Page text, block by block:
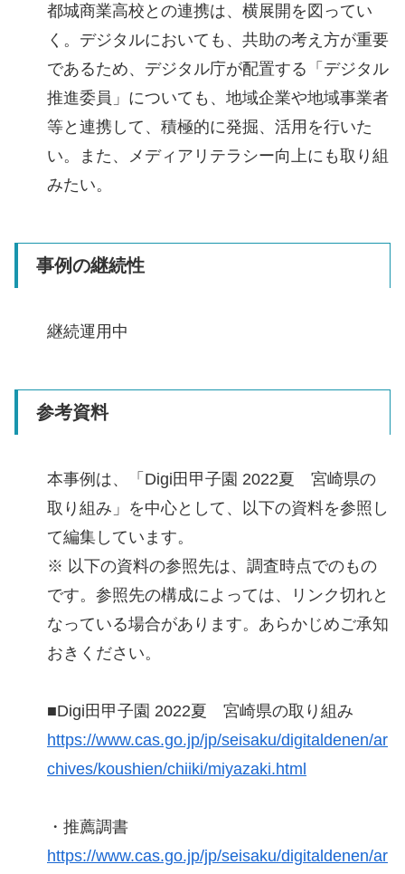
都城商業高校との連携は、横展開を図ってい
く。デジタルにおいても、共助の考え方が重要
であるため、デジタル庁が配置する「デジタル
推進委員」についても、地域企業や地域事業者
等と連携して、積極的に発掘、活用を行いた
い。また、メディアリテラシー向上にも取り組
みたい。
事例の継続性
継続運用中
参考資料
本事例は、「Digi田甲子園 2022夏 宮崎県の
取り組み」を中心として、以下の資料を参照し
て編集しています。
※ 以下の資料の参照先は、調査時点でのもの
です。参照先の構成によっては、リンク切れと
なっている場合があります。あらかじめご承知
おきください。
■Digi田甲子園 2022夏 宮崎県の取り組み
https://www.cas.go.jp/jp/seisaku/digitaldenen/ar
chives/koushien/chiiki/miyazaki.html
・推薦調書
https://www.cas.go.jp/jp/seisaku/digitaldenen/ar